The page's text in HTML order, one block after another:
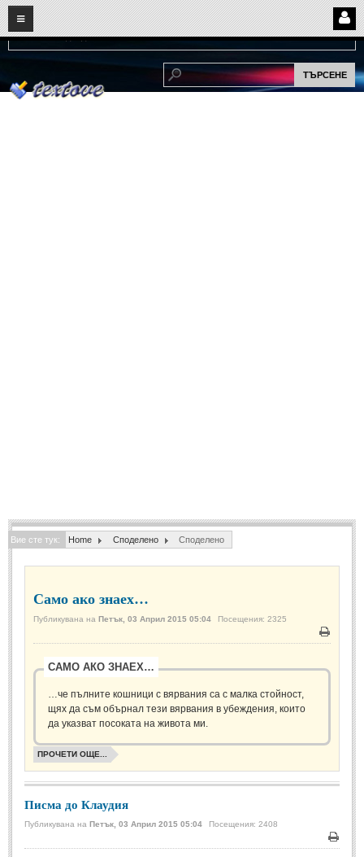
06 2026
Нови: Надежда...
НАЧАЛО
ПОТРЕБИТЕЛСКИ СТРАНИЦИ
Стихове с видео (28)
Поезия - класика
Стихове за Баба Марта
Коледа и Нова Година
ОСМИ МАРТ
Стихове за Жената
Стихове за Осми Март
Стихове за Мама
Вие сте тук: Home Споделено Споделено
Само ако знаех…
Публикувана на Петък, 03 Април 2015 05:04 Посещения: 2325
Печат
САМО АКО ЗНАЕХ…
…че пълните кошници с вярвания са с малка стойност,
щях да съм обърнал тези вярвания в убеждения, които
да указват посоката на живота ми.
ПРОЧЕТИ ОЩЕ...
Писма до Клаудия
Публикувана на Петък, 03 Април 2015 05:04 Посещения: 2408
Печат